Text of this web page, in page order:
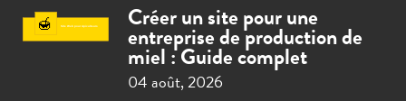
Créer un site pour une
entreprise de production de
miel : Guide complet
04 août, 2026